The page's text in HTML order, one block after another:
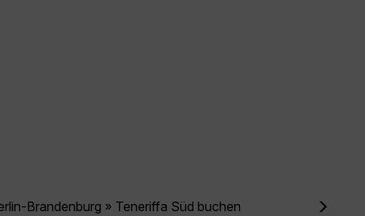
Brandenburg » Teneriffa Süd buchen